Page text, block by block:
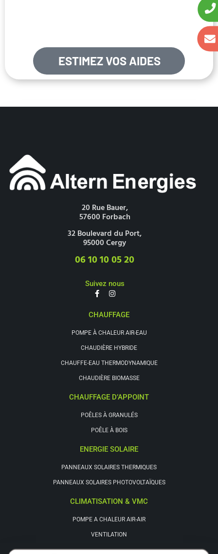
ESTIMEZ VOS AIDES
20 Rue Bauer,
57600 Forbach
32 Boulevard du Port,
95000 Cergy
06 10 10 05 20
Suivez nous
CHAUFFAGE
POMPE À CHALEUR AIR-EAU
CHAUDIÈRE HYBRIDE
CHAUFFE-EAU THERMODYNAMIQUE
CHAUDIÈRE BIOMASSE
CHAUFFAGE D’APPOINT
POÊLES À GRANULÉS
POÊLE À BOIS
ENERGIE SOLAIRE
PANNEAUX SOLAIRES THERMIQUES
PANNEAUX SOLAIRES PHOTOVOLTAÏQUES
CLIMATISATION & VMC
POMPE A CHALEUR AIR-AIR
VENTILATION